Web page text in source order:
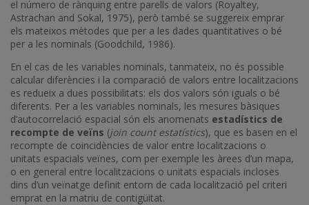
el número de rànquing entre parells de valors (Royaltey,
Astrachan and Sokal, 1975), però també se suggereix emprar
els mateixos mètodes que per a les dades quantitatives o bé
per a les nominals (Goodchild, 1986).
En el cas de les variables nominals, tanmateix, no és possible
calcular diferències i la comparació de valors entre localitzacions
es redueix a dues possibilitats: els dos valors són iguals o bé
diferents. Per a les variables nominals, les mesures bàsiques
d’autocorrelació espacial són els anomenats estadístics de
recompte de veïns (join count estatístics), que es basen en el
recompte de coincidències de valor entre localitzacions o
unitats espacials veïnes, com per exemple les àrees d’un mapa,
o en general entre localitzacions o unitats espacials incloses
dins d’un veïnatge definit entorn de cada localització pel criteri
emprat en la matriu de contigüitat.